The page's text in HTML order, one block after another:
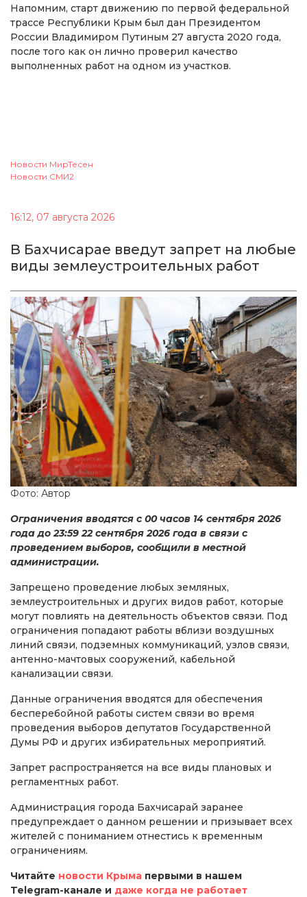
Напомним, старт движению по первой федеральной
трассе Республики Крым был дан Президентом
России Владимиром Путиным 27 августа 2020 года,
после того как он лично проверил качество
выполненных работ на одном из участков.
Новости МирТесен
Новости СМИ2
16:12, 07 августа 2026
В Бахчисарае введут запрет на любые
виды землеустроительных работ
Фото: Автор
Ограничения вводятся с 00 часов 14 сентября 2026
года до 23:59 22 сентября 2026 года в связи с
проведением выборов, сообщили в местной
администрации.
Запрещено проведение любых земляных,
землеустроительных и других видов работ, которые
могут повлиять на деятельность объектов связи. Под
ограничения попадают работы вблизи воздушных
линий связи, подземных коммуникаций, узлов связи,
антенно-мачтовых сооружений, кабельной
канализации связи.
Данные ограничения вводятся для обеспечения
бесперебойной работы систем связи во время
проведения выборов депутатов Государственной
Думы РФ и других избирательных мероприятий.
Запрет распространяется на все виды плановых и
регламентных работ.
Администрация города Бахчисарай заранее
предупреждает о данном решении и призывает всех
жителей с пониманием отнестись к временным
ограничениям.
Читайте новости Крыма первыми в нашем
Telegram-канале и даже когда не работает